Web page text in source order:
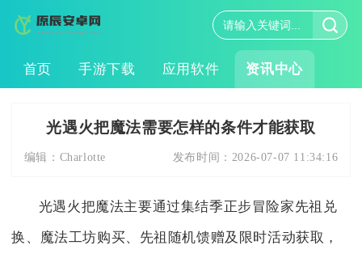
首页 手游下载 应用软件 资讯中心
光遇火把魔法需要怎样的条件才能获取
编辑： Charlotte 发布时间： 2026-07-07 11:34:16
光遇火把魔法主要通过集结季正步冒险家先祖兑
换、魔法工坊购买、先祖随机馈赠及限时活动获取，